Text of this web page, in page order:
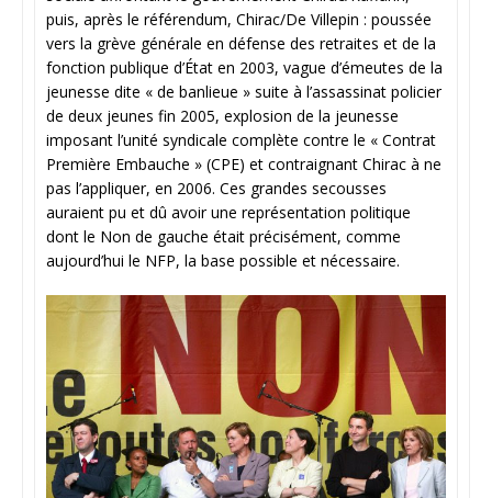
puis, après le référendum, Chirac/De Villepin : poussée
vers la grève générale en défense des retraites et de la
fonction publique d’État en 2003, vague d’émeutes de la
jeunesse dite « de banlieue » suite à l’assassinat policier
de deux jeunes fin 2005, explosion de la jeunesse
imposant l’unité syndicale complète contre le « Contrat
Première Embauche » (CPE) et contraignant Chirac à ne
pas l’appliquer, en 2006. Ces grandes secousses
auraient pu et dû avoir une représentation politique
dont le Non de gauche était précisément, comme
aujourd’hui le NFP, la base possible et nécessaire.